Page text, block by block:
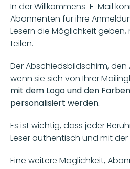
In der Willkommens-E-Mail
Abonnenten für ihre
Lesern die Möglichkeit geben,
teilen.
Der Abschiedsbildschirm,
mit dem Logo und den
personalisiert werden.
Es ist wichtig, dass jeder
Leser authentisch und mit
Eine weitere Möglichkeit,